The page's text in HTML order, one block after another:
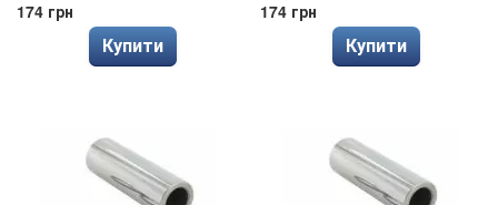
174 грн
Купити
174 грн
Купити